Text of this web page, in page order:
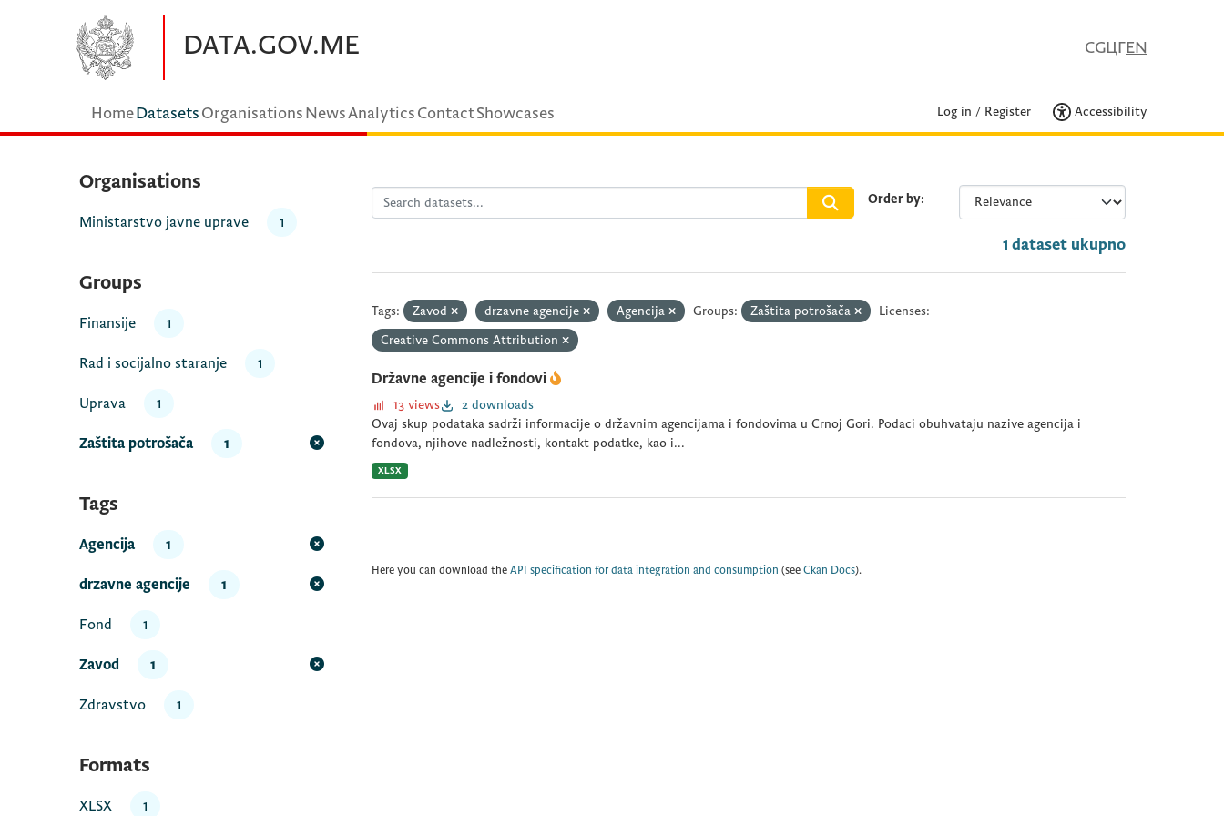
DATA.GOV.ME CGЦГEN
HomeDatasetsOrganisationsNewsAnalyticsContactShowcases Log in / Register Accessibility
Organisations
Ministarstvo javne uprave 1
Groups
Finansije 1
Rad i socijalno staranje 1
Uprava 1
Zaštita potrošača 1
Tags
Agencija 1
drzavne agencije 1
Fond 1
Zavod 1
Zdravstvo 1
Formats
XLSX 1
Order by
1 dataset ukupno
Tags: Zavod drzavne agencije Agencija Groups: Zaštita potrošača
Licenses:
Creative Commons Attribution
Državne agencije i fondovi
13 views
2 downloads
Ovaj skup podataka sadrži informacije o državnim agencijama i fondovima u Crnoj Gori. Podaci obuhvataju nazive agencija i
fondova, njihove nadležnosti, kontakt podatke, kao i...
XLSX
Here you can download the API specification for data integration and consumption (see Ckan Docs).